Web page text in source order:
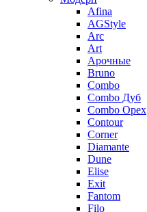
Afina
AGStyle
Arc
Art
Aрочные
Bruno
Combo
Combo Дуб
Combo Орех
Contour
Corner
Diamante
Dune
Elise
Exit
Fantom
Filo